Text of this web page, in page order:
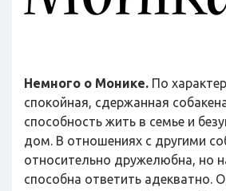
Немного о Монике. По
спокойная, сдержанная
способность жить в семье и
дом. В отношениях с другими
относительно дружелюбна, но
способна ответить адекватно.